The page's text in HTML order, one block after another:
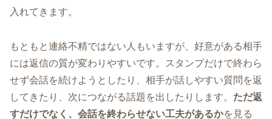
入れてきます。
もともと連絡不精ではない人もいますが、好意がある相手
には返信の質が変わりやすいです。スタンプだけで終わら
せず会話を続けようとしたり、相手が話しやすい質問を返
してきたり、次につながる話題を出したりします。 ただ返
すだけでなく、会話を終わらせない工夫があるかを見る